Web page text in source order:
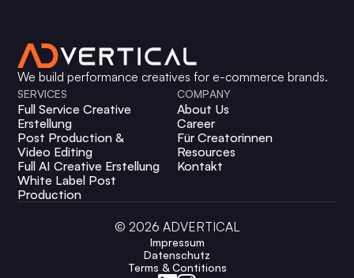
We build performance creatives for e-commerce brands.
SERVICES
Full Service Creative
Erstellung
Post Production &
Video Editing
Full AI Creative Erstellung
White Label Post
Production
COMPANY
About Us
Career
Für Creatorinnen
Resources
Kontakt
© 2026 ADVERTICAL
Impressum
Datenschutz
Terms & Contitions